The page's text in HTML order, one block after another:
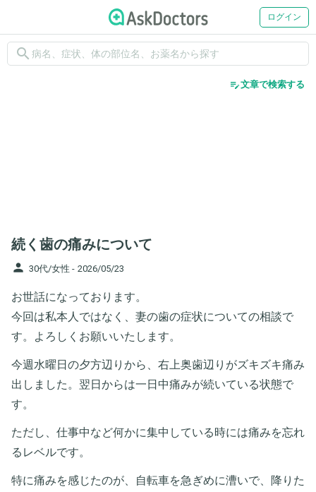
ログイン
search
edit_note文章で検索する
続く歯の痛みについて
person 30代/女性 - 2026/05/23
お世話になっております。
今回は私本人ではなく、妻の歯の症状についての相談で
す。よろしくお願いいたします。
今週水曜日の夕方辺りから、右上奥歯辺りがズキズキ痛み
出しました。翌日からは一日中痛みが続いている状態で
す。
ただし、仕事中など何かに集中している時には痛みを忘れ
るレベルです。
特に痛みを感じたのが、自転車を急ぎめに漕いで、降りた